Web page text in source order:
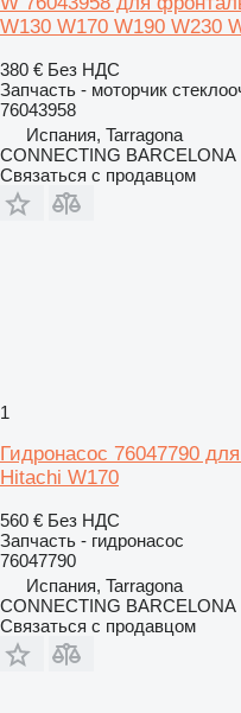
W130 W170 W190 W230
380 € Без НДС
Запчасть - моторчик
76043958
Испания, Tarragona
CONNECTING BARCELONA
Связаться с продавцом
1
Гидронасос 76047790
Hitachi W170
560 € Без НДС
Запчасть - гидронасос
76047790
Испания, Tarragona
CONNECTING BARCELONA
Связаться с продавцом